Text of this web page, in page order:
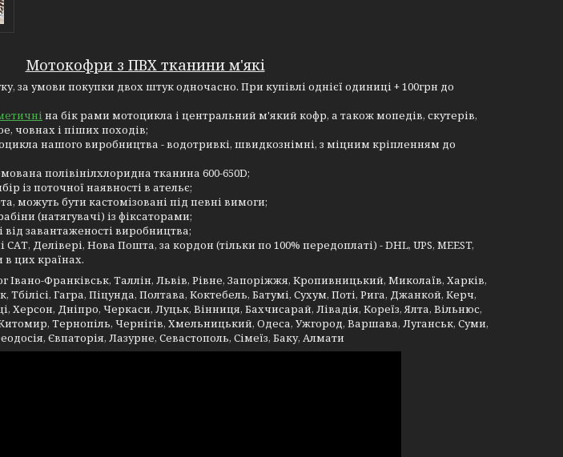
Мотокофри з ПВХ тканини м'які
за умови покупки двох штук одночасно. При купівлі однієї одиниці + 100грн до
на бік рами мотоцикла і центральний м'який кофр, а також мопедів, скутерів,
човнах і піших походів;
нашого виробництва - водотривкі, швидкознімні, з міцним кріпленням до
полівінілхлоридна тканина 600-650D;
із поточної наявності в ательє;
можуть бути кастомізовані під певні вимоги;
(натягувачі) із фіксаторами;
завантаженості виробництва;
Делівері, Нова Пошта, за кордон (тільки по 100% передоплаті) - DHL, UPS, MEEST,
цих країнах.
Івано-Франківськ, Таллін, Львів, Рівне, Запоріжжя, Кропивницький, Миколаїв, Харків,
Гагра, Піцунда, Полтава, Коктебель, Батумі, Сухум, Поті, Рига, Джанкой, Керч,
Херсон, Дніпро, Черкаси, Луцьк, Вінниця, Бахчисарай, Лівадія, Кореїз, Ялта, Вільнюс,
Тернопіль, Чернігів, Хмельницький, Одеса, Ужгород, Варшава, Луганськ, Суми,
Євпаторія, Лазурне, Севастополь, Сімеїз, Баку, Алмати